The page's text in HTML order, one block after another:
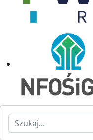
Szukaj